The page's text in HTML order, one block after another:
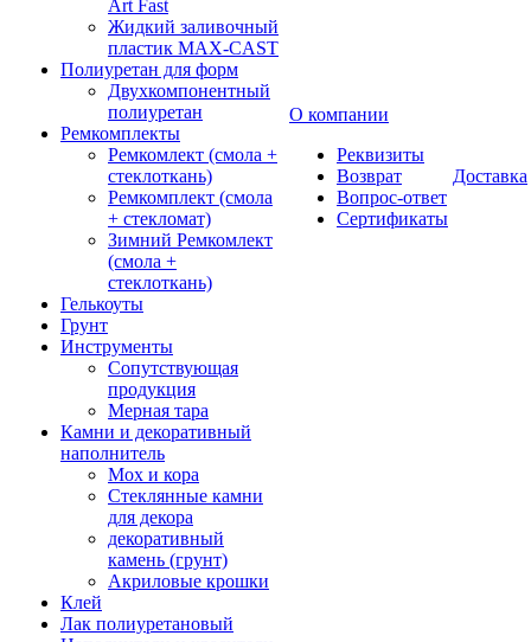
Art Fast
Жидкий заливочный
пластик MAX-CAST
Полиуретан для форм
Двухкомпонентный
полиуретан
Ремкомплекты
Ремкомлект (смола +
стеклоткань)
Ремкомплект (смола
+ стекломат)
Зимний Ремкомлект
(смола +
стеклоткань)
Гелькоуты
Грунт
Инструменты
Сопутствующая
продукция
Мерная тара
Камни и декоративный
наполнитель
Мох и кора
Стеклянные камни
для декора
декоративный
камень (грунт)
Акриловые крошки
Клей
Лак полиуретановый
О компании
Реквизиты
Возврат
Вопрос-ответ
Сертификаты
Доставка